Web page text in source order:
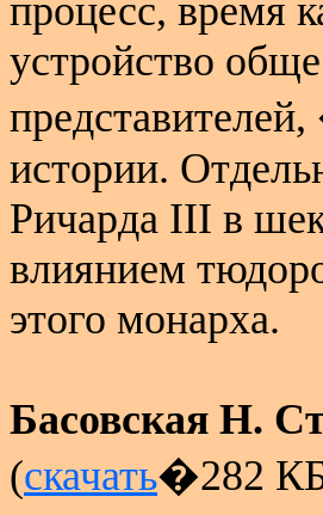
процесс, время
устройство
истории.
Ричарда III в
влиянием
этого монарха.
Басовская Н.
(скачать�282